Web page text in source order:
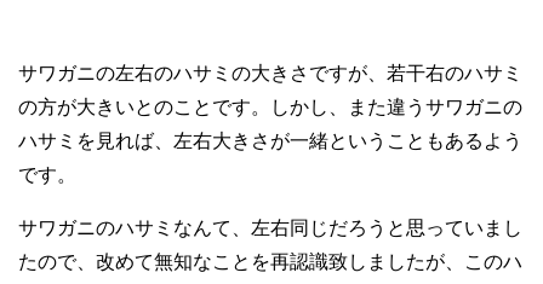
サワガニの左右のハサミの大きさですが、若干右のハサミ
の方が大きいとのことです。しかし、また違うサワガニの
ハサミを見れば、左右大きさが一緒ということもあるよう
です。
サワガニのハサミなんて、左右同じだろうと思っていまし
たので、改めて無知なことを再認識致しましたが、このハ